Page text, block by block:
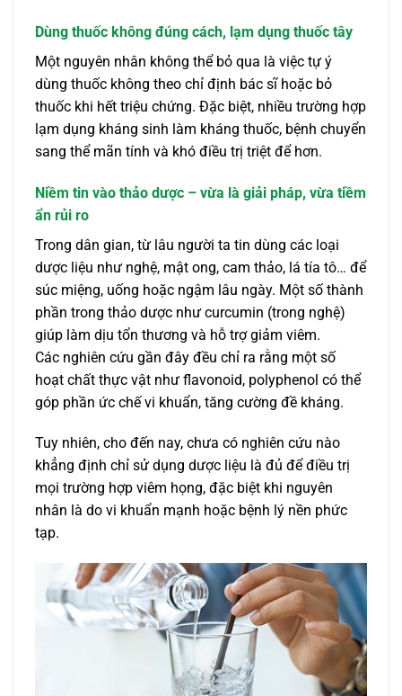
Dùng thuốc không đúng cách, lạm dụng thuốc tây
Một nguyên nhân không thể bỏ qua là việc tự ý
dùng thuốc không theo chỉ định bác sĩ hoặc bỏ
thuốc khi hết triệu chứng. Đặc biệt, nhiều trường hợp
lạm dụng kháng sinh làm kháng thuốc, bệnh chuyển
sang thể mãn tính và khó điều trị triệt để hơn.
Niềm tin vào thảo dược – vừa là giải pháp, vừa tiềm
ẩn rủi ro
Trong dân gian, từ lâu người ta tin dùng các loại
dược liệu như nghệ, mật ong, cam thảo, lá tía tô… để
súc miệng, uống hoặc ngậm lâu ngày. Một số thành
phần trong thảo dược như curcumin (trong nghệ)
giúp làm dịu tổn thương và hỗ trợ giảm viêm.
Các nghiên cứu gần đây đều chỉ ra rằng một số
hoạt chất thực vật như flavonoid, polyphenol có thể
góp phần ức chế vi khuẩn, tăng cường đề kháng.
Tuy nhiên, cho đến nay, chưa có nghiên cứu nào
khẳng định chỉ sử dụng dược liệu là đủ để điều trị
mọi trường hợp viêm họng, đặc biệt khi nguyên
nhân là do vi khuẩn mạnh hoặc bệnh lý nền phức
tạp.